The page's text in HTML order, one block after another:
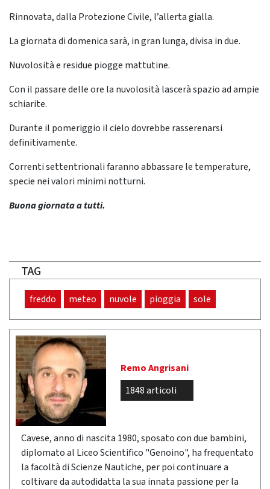
Rinnovata, dalla Protezione Civile, l’allerta gialla.
La giornata di domenica sarà, in gran lunga, divisa in due.
Nuvolosità e residue piogge mattutine.
Con il passare delle ore la nuvolosità lascerà spazio ad ampie
schiarite.
Durante il pomeriggio il cielo dovrebbe rasserenarsi
definitivamente.
Correnti settentrionali faranno abbassare le temperature,
specie nei valori minimi notturni.
Buona giornata a tutti.
TAG
freddo meteo nuvole pioggia sole
Remo Angrisani
1848 articoli
Cavese, anno di nascita 1980, sposato con due bambini,
diplomato al Liceo Scientifico "Genoino", ha frequentato
la facoltà di Scienze Nautiche, per poi continuare a
coltivare da autodidatta la sua innata passione per la